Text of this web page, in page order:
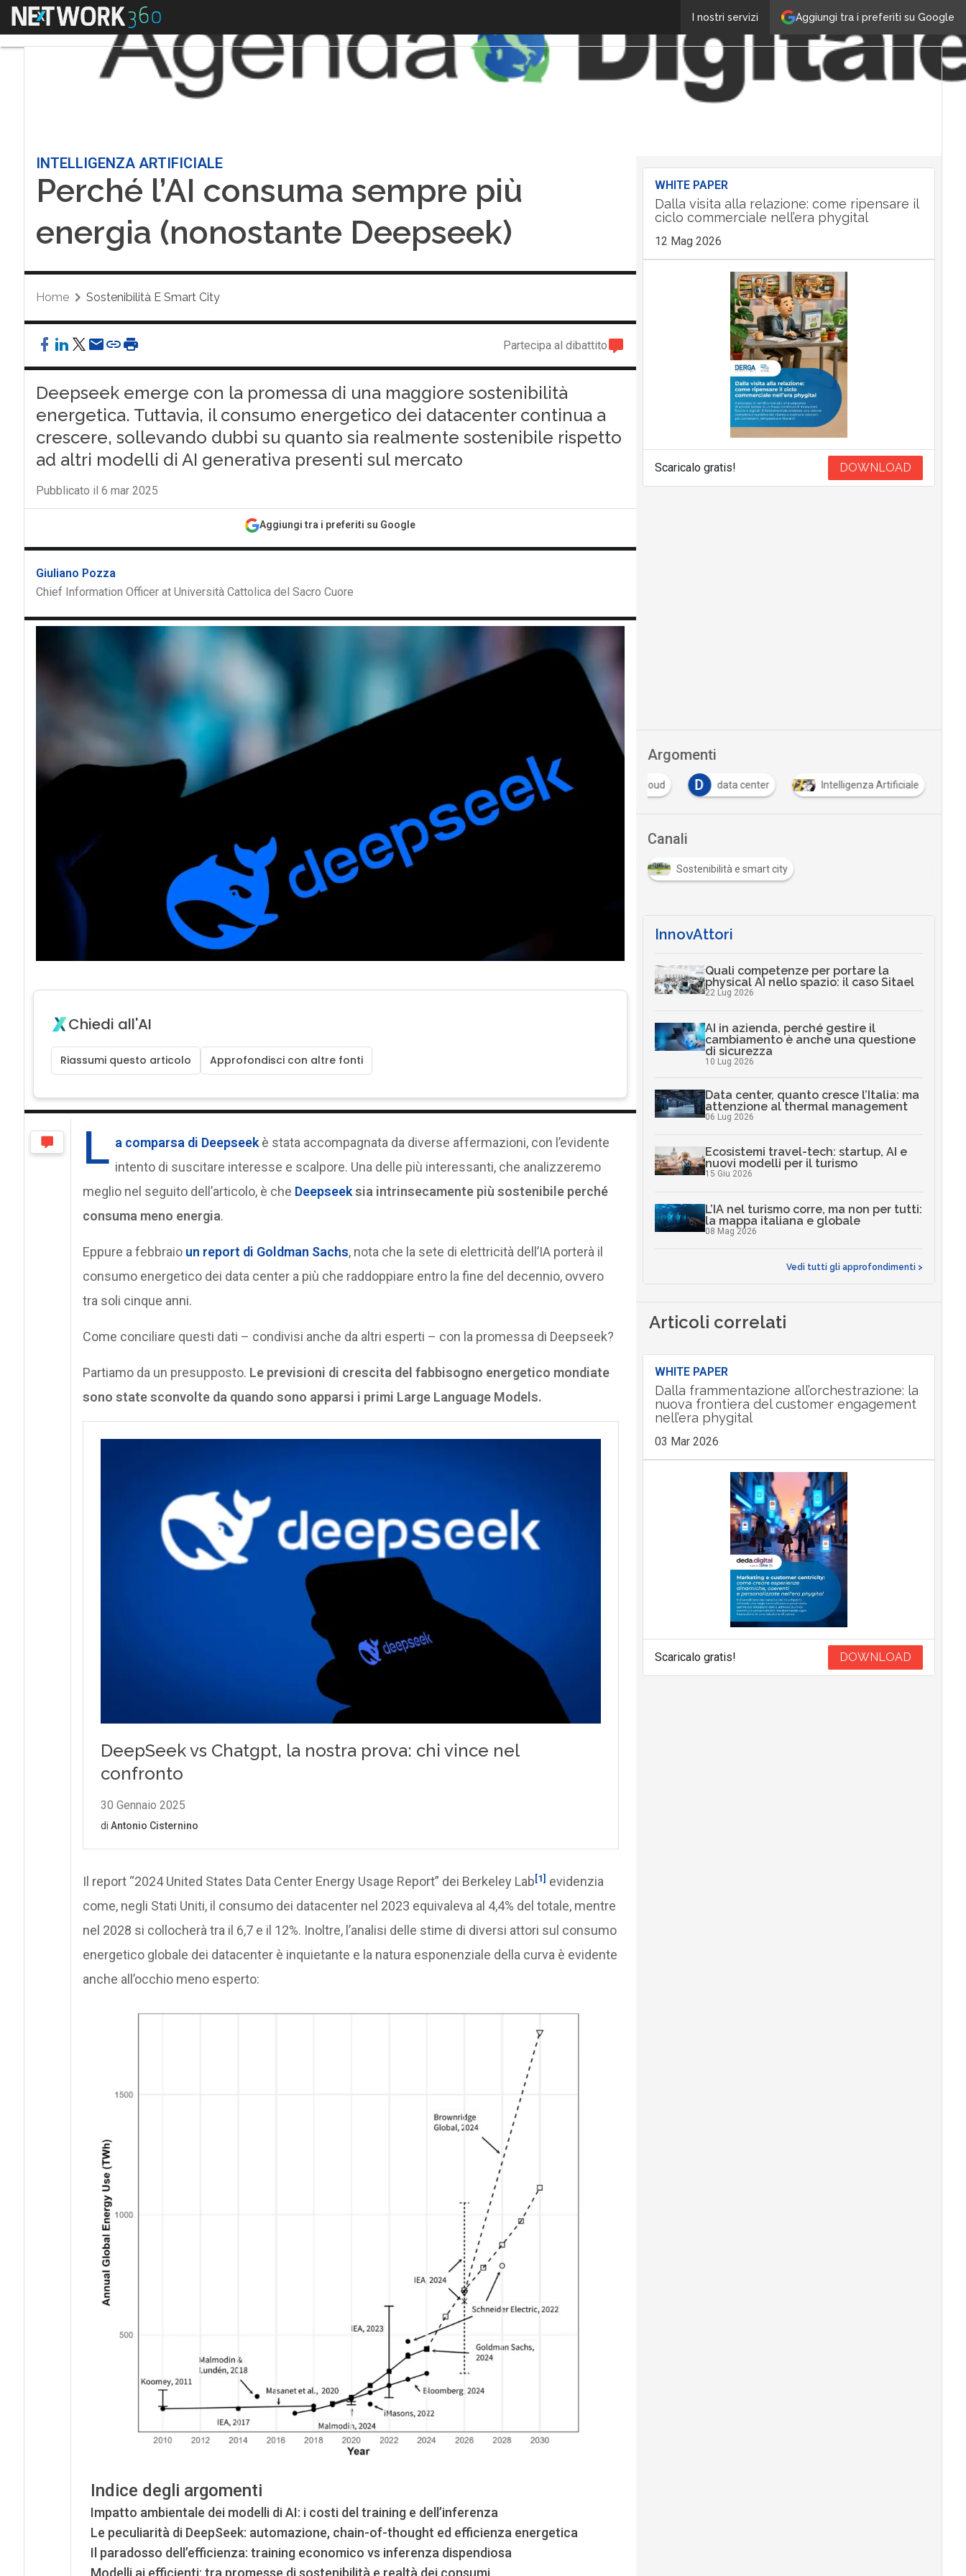
Aggiungi tra i preferiti su Google
I nostri servizi
Menu
INTELLIGENZA ARTIFICIALE
Perché l’AI consuma sempre più
energia (nonostante Deepseek)
Home Sostenibilità E Smart City
Partecipa al dibattito
Deepseek emerge con la promessa di una maggiore sostenibilità
energetica. Tuttavia, il consumo energetico dei datacenter continua a
crescere, sollevando dubbi su quanto sia realmente sostenibile rispetto
ad altri modelli di AI generativa presenti sul mercato
Pubblicato il 6 mar 2025
Aggiungi tra i preferiti su Google
Giuliano Pozza
Chief Information Officer at Università Cattolica del Sacro Cuore
Chiedi all'AI
Riassumi questo articolo Approfondisci con altre fonti
L a comparsa di Deepseekè stata accompagnata da diverse affermazioni, con l’evidente
intento di suscitare interesse e scalpore. Una delle più interessanti, che analizzeremo
meglio nel seguito dell’articolo, è che Deepseeksia intrinsecamente più sostenibile perché
consuma meno energia.
Eppure a febbraio un report di Goldman Sachs, nota che la sete di elettricità dell’IA porterà il
consumo energetico dei data center a più che raddoppiare entro la fine del decennio, ovvero
tra soli cinque anni.
Come conciliare questi dati – condivisi anche da altri esperti – con la promessa di Deepseek?
Partiamo da un presupposto. Le previsioni di crescita del fabbisogno energetico mondiate
sono state sconvolte da quando sono apparsi i primi Large Language Models.
Il report “2024 United States Data Center Energy Usage Report” dei Berkeley Lab[1] evidenzia
come, negli Stati Uniti, il consumo dei datacenter nel 2023 equivaleva al 4,4% del totale, mentre
nel 2028 si collocherà tra il 6,7 e il 12%. Inoltre, l’analisi delle stime di diversi attori sul consumo
energetico globale dei datacenter è inquietante e la natura esponenziale della curva è evidente
anche all’occhio meno esperto:
Indice degli argomenti
Impatto ambientale dei modelli di AI: i costi del training e dell’inferenza
Le peculiarità di DeepSeek: automazione, chain-of-thought ed efficienza energetica
Il paradosso dell’efficienza: training economico vs inferenza dispendiosa
Modelli ai efficienti: tra promesse di sostenibilità e realtà dei consumi
WHITE PAPER
Dalla visita alla relazione: come ripensare il
ciclo commerciale nell’era phygital
12 Mag 2026
Scaricalo gratis! DOWNLOAD
Argomenti
cloud D data center Intelligenza Artificiale
Canali
Sostenibilità e smart city
InnovAttori
Quali competenze per portare la
physical AI nello spazio: il caso Sitael
22 Lug 2026
AI in azienda, perché gestire il
cambiamento è anche una questione
di sicurezza
10 Lug 2026
Data center, quanto cresce l’Italia: ma
attenzione al thermal management
06 Lug 2026
Ecosistemi travel-tech: startup, AI e
nuovi modelli per il turismo
15 Giu 2026
L’IA nel turismo corre, ma non per tutti:
la mappa italiana e globale
08 Mag 2026
Vedi tutti gli approfondimenti >
Articoli correlati
WHITE PAPER
Dalla frammentazione all’orchestrazione: la
nuova frontiera del customer engagement
nell’era phygital
03 Mar 2026
Scaricalo gratis! DOWNLOAD